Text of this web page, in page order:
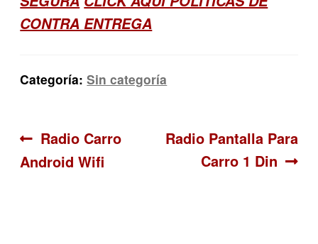
CONTRA ENTREGA
Categoría:Sin categoría
Navegación
de
Anterior:
Radio Carro
Android Wifi
Siguiente:
Radio Pantalla Para
Carro 1 Din